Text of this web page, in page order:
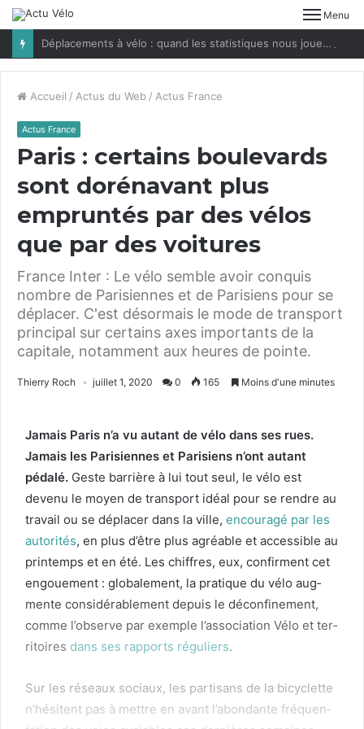
Menu
Déplacements à vélo : quand les statistiques nous jouent des tours
Accueil / Actus du Web / Actus France
Actus France
Paris : certains boulevards
sont dorénavant plus
empruntés par des vélos
que par des voitures
France Inter : Le vélo semble avoir conquis
nombre de Parisiennes et de Parisiens pour se
déplacer. C'est désormais le mode de transport
principal sur certains axes importants de la
capitale, notamment aux heures de pointe.
Thierry Roch juillet 1, 2020 0 165 Moins d'une minutes
Jamais Paris n’a vu autant de vélo dans ses rues.
Jamais les Parisi­ennes et Parisiens n’ont autant
pédalé. Geste bar­rière à lui tout seul, le vélo est
devenu le moyen de trans­port idéal pour se ren­dre au
tra­vail ou se déplac­er dans la ville, encour­agé par les
autorités, en plus d’être plus agréable et acces­si­ble au
print­emps et en été. Les chiffres, eux, con­fir­ment cet
engoue­ment : glob­ale­ment, la pra­tique du vélo aug­
mente con­sid­érable­ment depuis le décon­fine­ment,
comme l’observe par exem­ple l’association Vélo et ter­
ri­toires dans ses rap­ports réguliers.
Sur les réseaux soci­aux, les par­ti­sans de la bicy­clette
n’hésitent pas à met­tre en avant l’abondante fréquen­